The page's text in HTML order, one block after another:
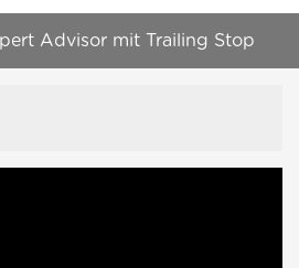
Advisor mit Trailing Stop